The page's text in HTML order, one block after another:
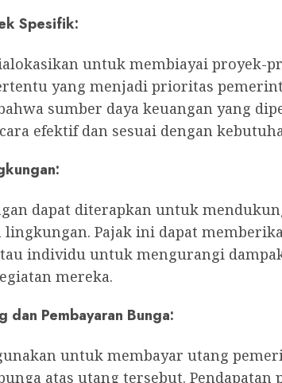
Spesifik:
untuk membiayai proyek-
yang menjadi prioritas
sumber daya keuangan yang
efektif dan sesuai dengan
dapat diterapkan untuk
Pajak ini dapat
individu untuk mengurangi
mereka.
dan Pembayaran Bunga:
untuk membayar utang
atas utang tersebut. Pendapatan